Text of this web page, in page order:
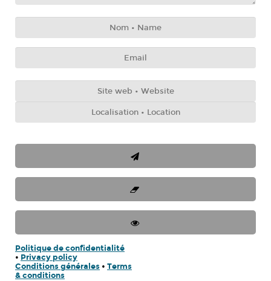
Politique de confidentialité
• Privacy policy
Conditions générales • Terms
& conditions